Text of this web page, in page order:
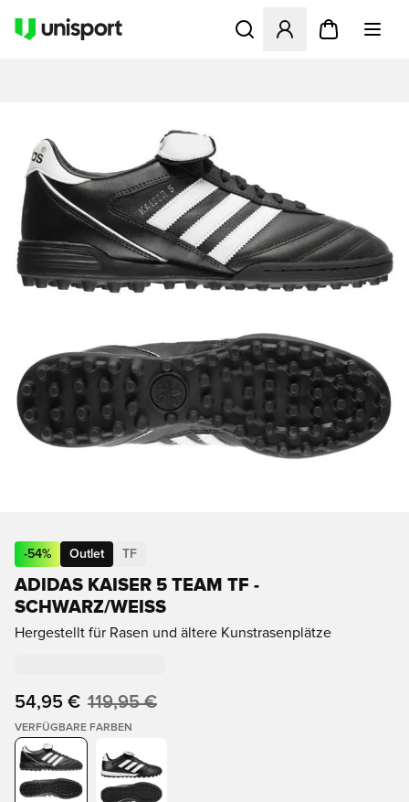
Öffnet ein neues Fenster
-54% Outlet TF
ADIDAS KAISER 5 TEAM TF -
SCHWARZ/WEISS
Hergestellt für Rasen und ältere Kunstrasenplätze
54,95 € 119,95 €
VERFÜGBARE FARBEN